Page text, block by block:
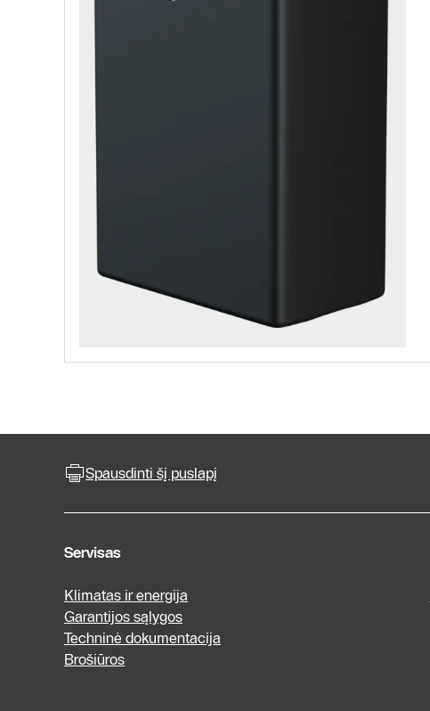
Spausdinti šį puslapį
Servisas
Klimatas ir energija
Garantijos sąlygos
Techninė dokumentacija
Brošiūros